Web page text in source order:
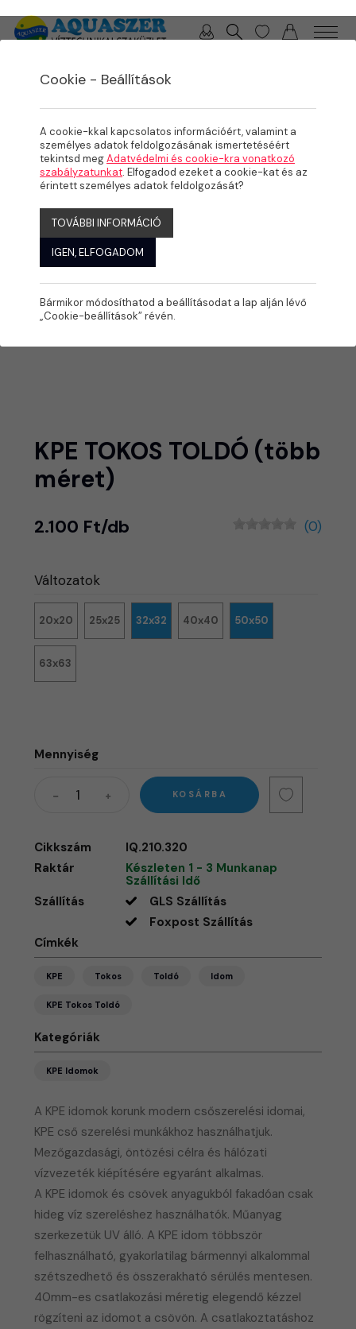
KPE TOKOS TOLDÓ (több
méret)
2.100 Ft/db (0)
A KPE idomok korunk modern csőszerelési idomai,
KPE cső szerelési munkákhoz használhatjuk.
Mezőgazdasági, öntözési célra és hálózati
vízvezeték kiépítésére egyaránt alkalmas.
​A KPE idomok és csövek anyagukból fakadóan csak
hideg víz szereléshez használhatók. Műanyag
szerkezetük UV álló. A KPE idom többször
felhasználható, gyakorlatilag bármennyi alkalommal
szétszedhető és összerakható sérülés mentesen.
40mm-es csatlakozási méretig elegendő kézzel
rögzíteni az idomot a csövön. A csatlakoztatáshoz
Változatok
20x20 25x25 32x32 40x40 50x50
63x63
Mennyiség
KOSÁRBA
Cikkszám
IQ.210.320
Raktár
Készleten 1 - 3 Munkanap
Szállítási Idő
Szállítás
GLS Szállítás
Foxpost Szállítás
Címkék
KPE Tokos Toldó Idom
KPE Tokos Toldó
Kategóriák
KPE Idomok
Cookie - Beállítások
A cookie-kkal kapcsolatos információért, valamint a
személyes adatok feldolgozásának ismertetéséért
tekintsd megAdatvédelmi és cookie-kra vonatkozó
szabályzatunkat. Elfogadod ezeket a cookie-kat és az
érintett személyes adatok feldolgozását?
TOVÁBBI INFORMÁCIÓ
IGEN, ELFOGADOM
Bármikor módosíthatod a beállításodat a lap alján lévő
„Cookie-beállítások” révén.